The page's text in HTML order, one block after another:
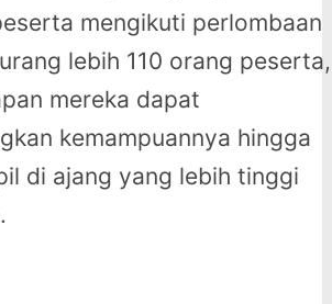
mengikuti perlombaan
lebih 110 orang peserta,
mereka dapat
kemampuannya hingga
di ajang yang lebih tinggi